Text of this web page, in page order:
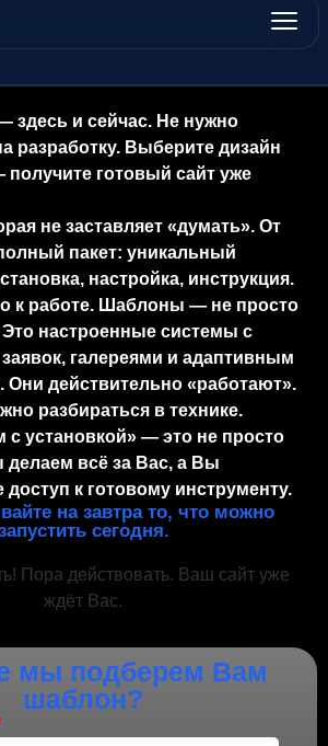
здесь и сейчас. Не нужно
разработку. Выберите дизайн
получите готовый сайт уже
не заставляет «думать». От
пакет: уникальный
настройка, инструкция.
к работе. Шаблоны — не просто
Это настроенные системы с
галереями и адаптивным
Они действительно «работают».
разбираться в технике.
установкой» — это не просто
всё за Вас, а Вы
доступ к готовому инструменту.
на завтра то, что можно
сегодня.
мы подберем Вам
шаблон?